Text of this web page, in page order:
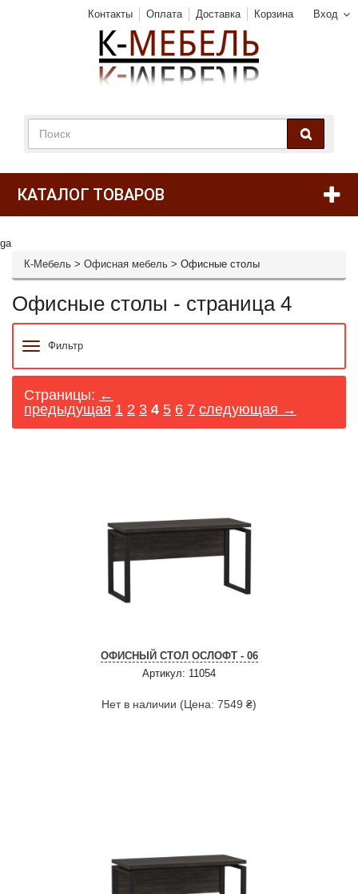
Вход
Контакты Оплата Доставка Корзина
КАТАЛОГ ТОВАРОВ
ga
К-Мебель > Офисная мебель > Офисные столы
Офисные столы - страница 4
Фильтр
Страницы: ←
предыдущая 1 2 3 4 5 6 7 следующая →
ОФИСНЫЙ СТОЛ ОСЛОФТ - 06
Артикул: 11054
Нет в наличии (Цена: 7549 ₴)